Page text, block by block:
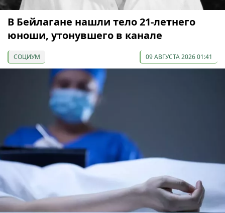
В Бейлагане нашли тело 21-летнего
юноши, утонувшего в канале
СОЦИУМ 09 АВГУСТА 2026 01:41